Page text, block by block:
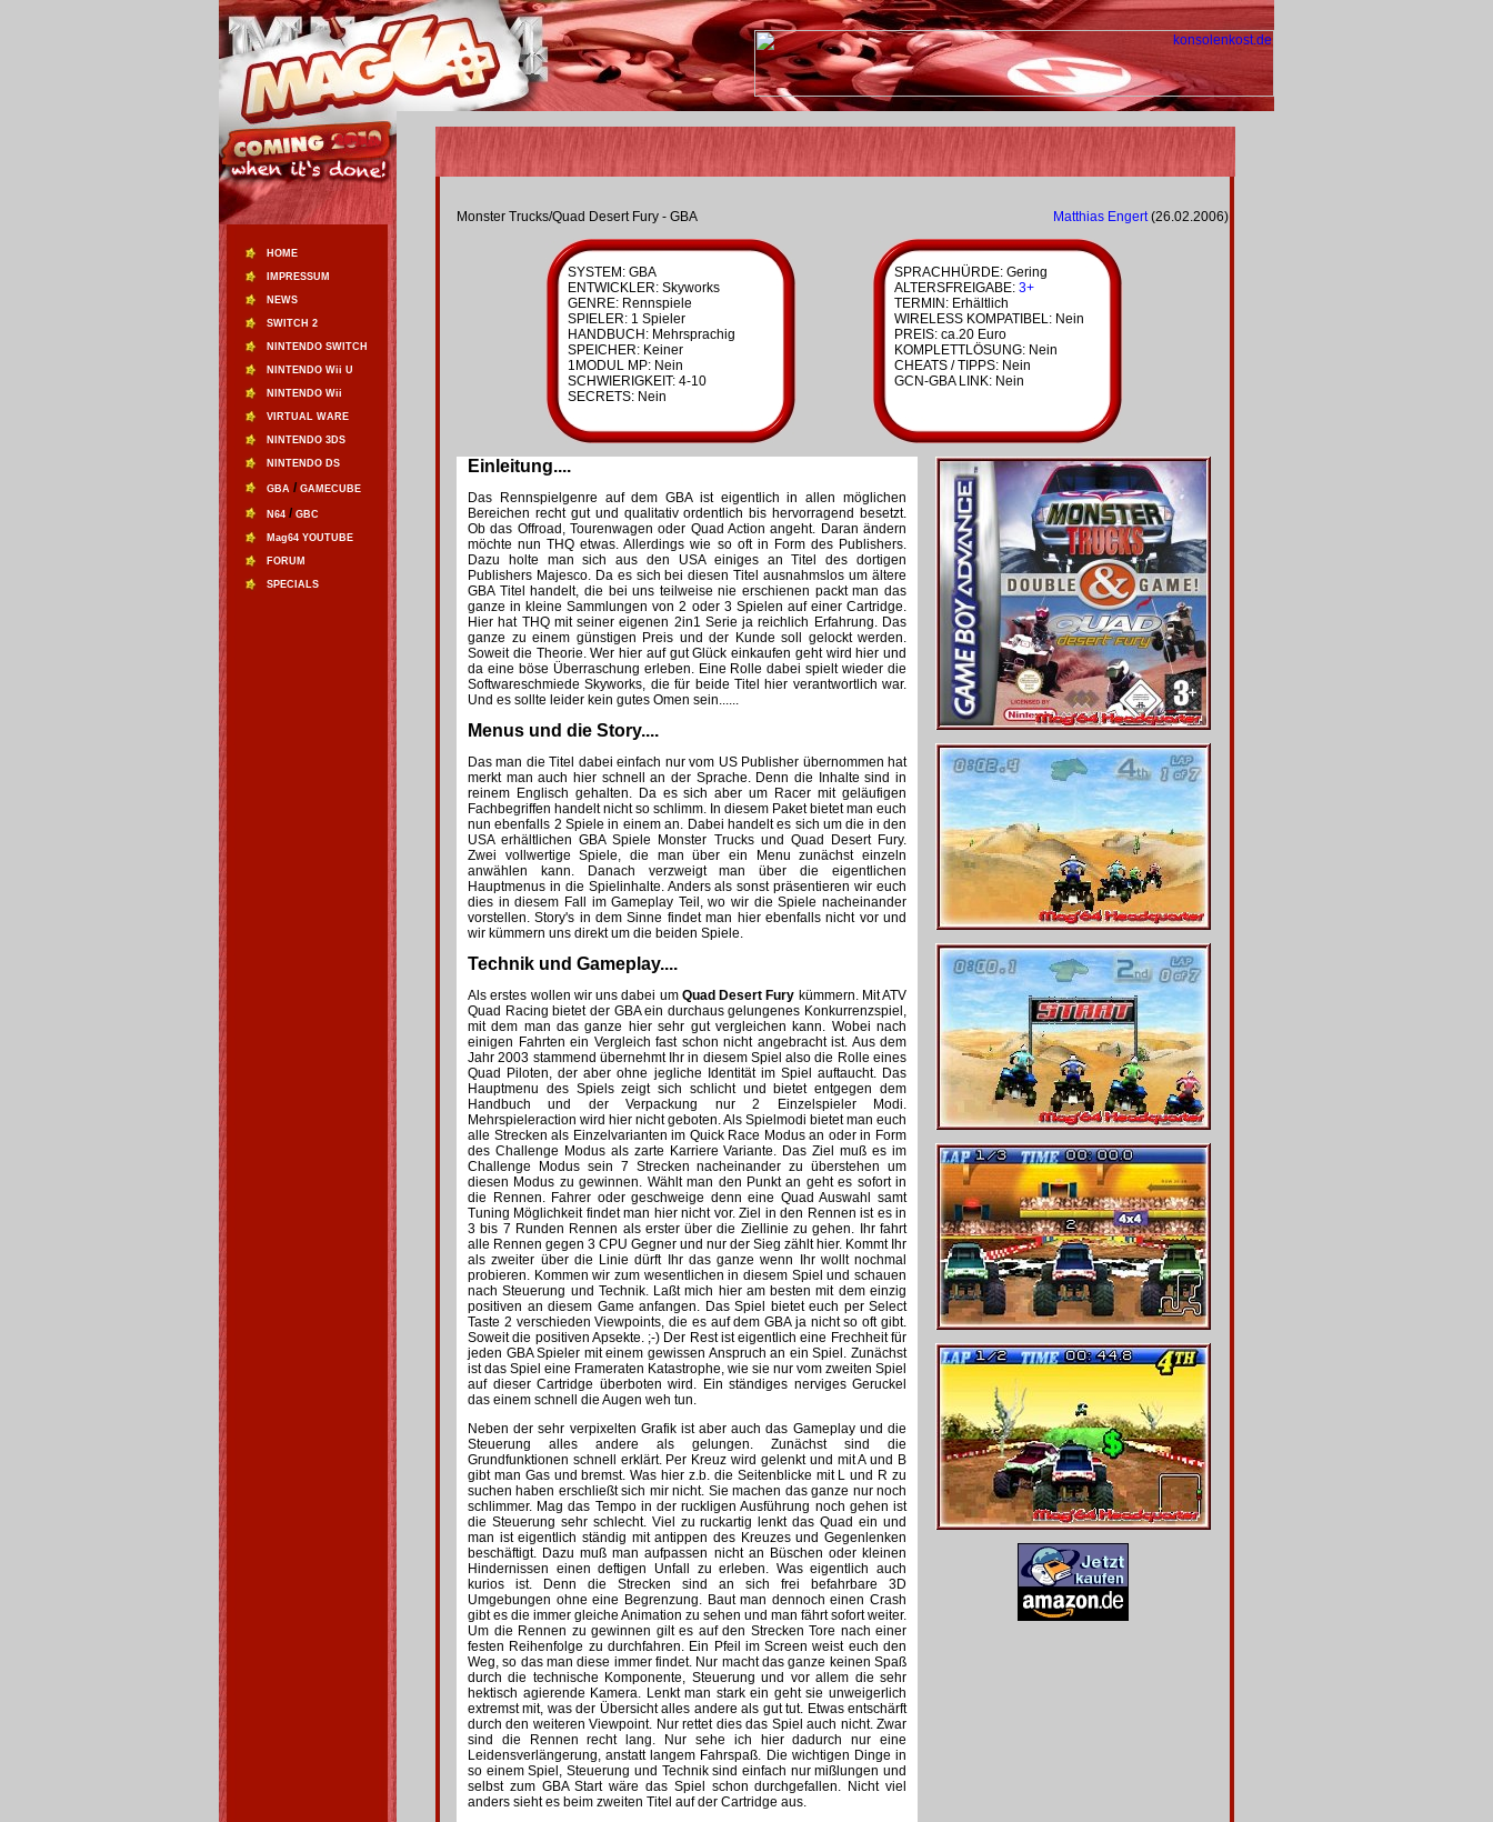
HOME
IMPRESSUM
NEWS
SWITCH 2
NINTENDO SWITCH
NINTENDO Wii U
NINTENDO Wii
VIRTUAL WARE
NINTENDO 3DS
NINTENDO DS
GBA / GAMECUBE
N64 / GBC
Mag64 YOUTUBE
FORUM
SPECIALS
Monster Trucks/Quad Desert Fury - GBA Matthias Engert(26.02.2006)
SYSTEM: GBA
ENTWICKLER: Skyworks
GENRE: Rennspiele
SPIELER: 1 Spieler
HANDBUCH: Mehrsprachig
SPEICHER: Keiner
1MODUL MP: Nein
SCHWIERIGKEIT: 4-10
SECRETS: Nein
SPRACHHÜRDE: Gering
ALTERSFREIGABE: 3+
TERMIN: Erhältlich
WIRELESS KOMPATIBEL: Nein
PREIS: ca.20 Euro
KOMPLETTLÖSUNG: Nein
CHEATS / TIPPS: Nein
GCN-GBA LINK: Nein
Einleitung....
Das Rennspielgenre auf dem GBA ist eigentlich in allen möglichen
Bereichen recht gut und qualitativ ordentlich bis hervorragend besetzt.
Ob das Offroad, Tourenwagen oder Quad Action angeht. Daran ändern
möchte nun THQ etwas. Allerdings wie so oft in Form des Publishers.
Dazu holte man sich aus den USA einiges an Titel des dortigen
Publishers Majesco. Da es sich bei diesen Titel ausnahmslos um ältere
GBA Titel handelt, die bei uns teilweise nie erschienen packt man das
ganze in kleine Sammlungen von 2 oder 3 Spielen auf einer Cartridge.
Hier hat THQ mit seiner eigenen 2in1 Serie ja reichlich Erfahrung. Das
ganze zu einem günstigen Preis und der Kunde soll gelockt werden.
Soweit die Theorie. Wer hier auf gut Glück einkaufen geht wird hier und
da eine böse Überraschung erleben. Eine Rolle dabei spielt wieder die
Softwareschmiede Skyworks, die für beide Titel hier verantwortlich war.
Und es sollte leider kein gutes Omen sein......
Menus und die Story....
Das man die Titel dabei einfach nur vom US Publisher übernommen hat
merkt man auch hier schnell an der Sprache. Denn die Inhalte sind in
reinem Englisch gehalten. Da es sich aber um Racer mit geläufigen
Fachbegriffen handelt nicht so schlimm. In diesem Paket bietet man euch
nun ebenfalls 2 Spiele in einem an. Dabei handelt es sich um die in den
USA erhältlichen GBA Spiele Monster Trucks und Quad Desert Fury.
Zwei vollwertige Spiele, die man über ein Menu zunächst einzeln
anwählen kann. Danach verzweigt man über die eigentlichen
Hauptmenus in die Spielinhalte. Anders als sonst präsentieren wir euch
dies in diesem Fall im Gameplay Teil, wo wir die Spiele nacheinander
vorstellen. Story's in dem Sinne findet man hier ebenfalls nicht vor und
wir kümmern uns direkt um die beiden Spiele.
Technik und Gameplay....
Als erstes wollen wir uns dabei um Quad Desert Fury kümmern. Mit ATV
Quad Racing bietet der GBA ein durchaus gelungenes Konkurrenzspiel,
mit dem man das ganze hier sehr gut vergleichen kann. Wobei nach
einigen Fahrten ein Vergleich fast schon nicht angebracht ist. Aus dem
Jahr 2003 stammend übernehmt Ihr in diesem Spiel also die Rolle eines
Quad Piloten, der aber ohne jegliche Identität im Spiel auftaucht. Das
Hauptmenu des Spiels zeigt sich schlicht und bietet entgegen dem
Handbuch und der Verpackung nur 2 Einzelspieler Modi.
Mehrspieleraction wird hier nicht geboten. Als Spielmodi bietet man euch
alle Strecken als Einzelvarianten im Quick Race Modus an oder in Form
des Challenge Modus als zarte Karriere Variante. Das Ziel muß es im
Challenge Modus sein 7 Strecken nacheinander zu überstehen um
diesen Modus zu gewinnen. Wählt man den Punkt an geht es sofort in
die Rennen. Fahrer oder geschweige denn eine Quad Auswahl samt
Tuning Möglichkeit findet man hier nicht vor. Ziel in den Rennen ist es in
3 bis 7 Runden Rennen als erster über die Ziellinie zu gehen. Ihr fahrt
alle Rennen gegen 3 CPU Gegner und nur der Sieg zählt hier. Kommt Ihr
als zweiter über die Linie dürft Ihr das ganze wenn Ihr wollt nochmal
probieren. Kommen wir zum wesentlichen in diesem Spiel und schauen
nach Steuerung und Technik. Laßt mich hier am besten mit dem einzig
positiven an diesem Game anfangen. Das Spiel bietet euch per Select
Taste 2 verschieden Viewpoints, die es auf dem GBA ja nicht so oft gibt.
Soweit die positiven Apsekte. ;-) Der Rest ist eigentlich eine Frechheit für
jeden GBA Spieler mit einem gewissen Anspruch an ein Spiel. Zunächst
ist das Spiel eine Frameraten Katastrophe, wie sie nur vom zweiten Spiel
auf dieser Cartridge überboten wird. Ein ständiges nerviges Geruckel
das einem schnell die Augen weh tun.
Neben der sehr verpixelten Grafik ist aber auch das Gameplay und die
Steuerung alles andere als gelungen. Zunächst sind die
Grundfunktionen schnell erklärt. Per Kreuz wird gelenkt und mit A und B
gibt man Gas und bremst. Was hier z.b. die Seitenblicke mit L und R zu
suchen haben erschließt sich mir nicht. Sie machen das ganze nur noch
schlimmer. Mag das Tempo in der ruckligen Ausführung noch gehen ist
die Steuerung sehr schlecht. Viel zu ruckartig lenkt das Quad ein und
man ist eigentlich ständig mit antippen des Kreuzes und Gegenlenken
beschäftigt. Dazu muß man aufpassen nicht an Büschen oder kleinen
Hindernissen einen deftigen Unfall zu erleben. Was eigentlich auch
kurios ist. Denn die Strecken sind an sich frei befahrbare 3D
Umgebungen ohne eine Begrenzung. Baut man dennoch einen Crash
gibt es die immer gleiche Animation zu sehen und man fährt sofort weiter.
Um die Rennen zu gewinnen gilt es auf den Strecken Tore nach einer
festen Reihenfolge zu durchfahren. Ein Pfeil im Screen weist euch den
Weg, so das man diese immer findet. Nur macht das ganze keinen Spaß
durch die technische Komponente, Steuerung und vor allem die sehr
hektisch agierende Kamera. Lenkt man stark ein geht sie unweigerlich
extremst mit, was der Übersicht alles andere als gut tut. Etwas entschärft
durch den weiteren Viewpoint. Nur rettet dies das Spiel auch nicht. Zwar
sind die Rennen recht lang. Nur sehe ich hier dadurch nur eine
Leidensverlängerung, anstatt langem Fahrspaß. Die wichtigen Dinge in
so einem Spiel, Steuerung und Technik sind einfach nur mißlungen und
selbst zum GBA Start wäre das Spiel schon durchgefallen. Nicht viel
anders sieht es beim zweiten Titel auf der Cartridge aus.